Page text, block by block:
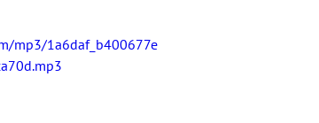
mp3/1a6daf_b400677e